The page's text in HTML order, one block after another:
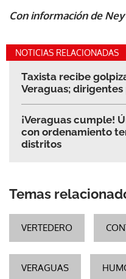
Con información de
NOTICIAS RELACIONADAS
Taxista recibe
Veraguas;
¡Veraguas cumple!
con ordenamiento
distritos
Temas
VERTEDERO
VERAGUAS